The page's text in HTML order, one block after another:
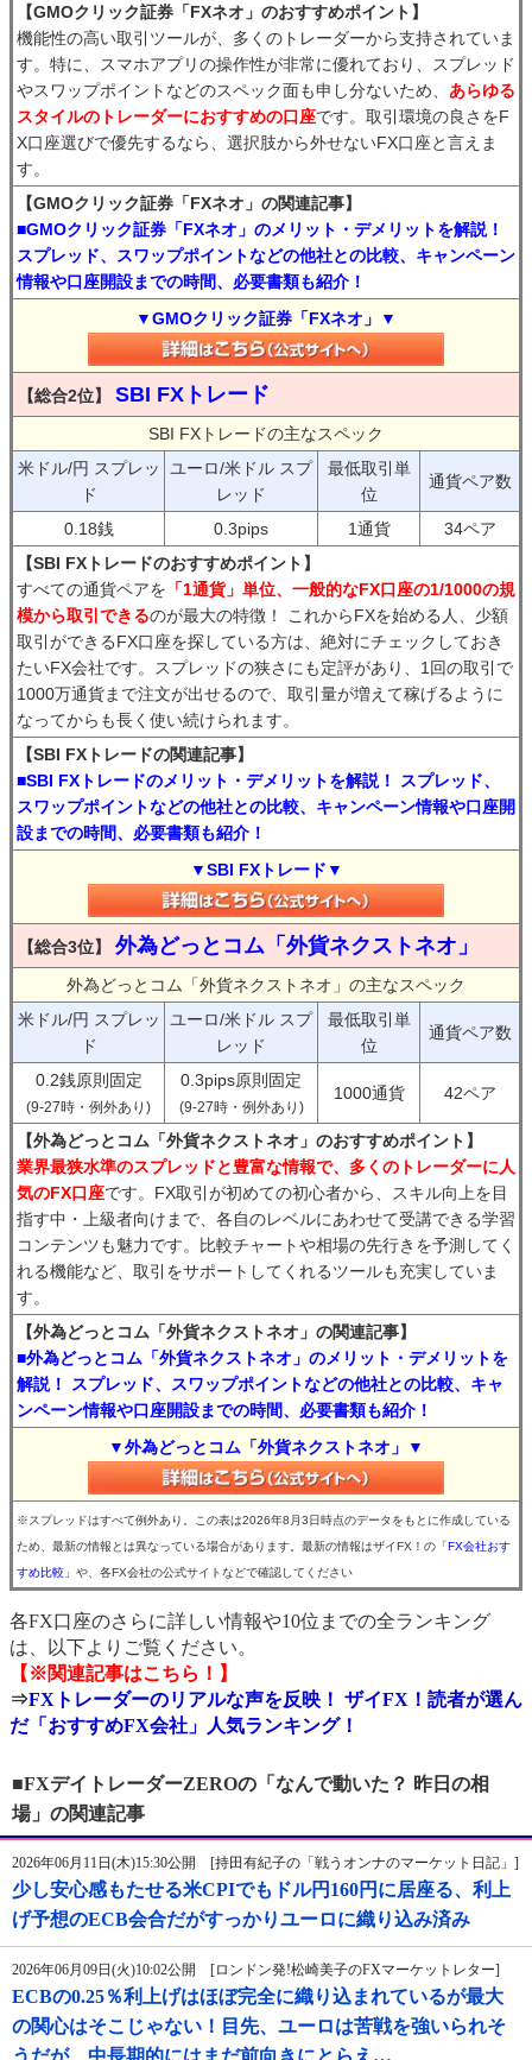
【GMOクリック証券「FXネオ」のおすすめポイント】
機能性の高い取引ツールが、多くのトレーダーから支持されていま
す。特に、スマホアプリの操作性が非常に優れており、スプレッド
やスワップポイントなどのスペック面も申し分ないため、 あらゆる
スタイルのトレーダーにおすすめの口座です。取引環境の良さをF
X口座選びで優先するなら、選択肢から外せないFX口座と言えま
す。
【GMOクリック証券「FXネオ」の関連記事】
■GMOクリック証券「FXネオ」のメリット・デメリットを解説！
スプレッド、スワップポイントなどの他社との比較、キャンペーン
情報や口座開設までの時間、必要書類も紹介！
▼GMOクリック証券「FXネオ」▼
【総合2位】 SBI FXトレード
SBI FXトレードの主なスペック
米ドル/円 スプレッ
ド
ユーロ/米ドル スプ
レッド
最低取引単
位
通貨ペア数
0.18銭 0.3pips 1通貨
34ペア
【SBI FXトレードのおすすめポイント】
すべての通貨ペアを 「1通貨」単位、一般的なFX口座の1/1000の規
模から取引できるのが最大の特徴！ これからFXを始める人、少額
取引ができるFX口座を探している方は、絶対にチェックしておき
たいFX会社です。スプレッドの狭さにも定評があり、1回の取引で
1000万通貨まで注文が出せるので、取引量が増えて稼げるように
なってからも長く使い続けられます。
【SBI FXトレードの関連記事】
■SBI FXトレードのメリット・デメリットを解説！ スプレッド、
スワップポイントなどの他社との比較、キャンペーン情報や口座開
設までの時間、必要書類も紹介！
▼SBI FXトレード▼
【総合3位】 外為どっとコム「外貨ネクストネオ」
外為どっとコム「外貨ネクストネオ」の主なスペック
米ドル/円 スプレッ
ド
ユーロ/米ドル スプ
レッド
最低取引単
位
通貨ペア数
0.2銭原則固定
(9-27時・例外あり)
0.3pips原則固定
(9-27時・例外あり)
1000通貨 42ペア
【外為どっとコム「外貨ネクストネオ」のおすすめポイント】
業界最狭水準のスプレッドと豊富な情報で、多くのトレーダーに人
気のFX口座です。FX取引が初めての初心者から、スキル向上を目
指す中・上級者向けまで、各自のレベルにあわせて受講できる学習
コンテンツも魅力です。比較チャートや相場の先行きを予測してく
れる機能など、取引をサポートしてくれるツールも充実していま
す。
【外為どっとコム「外貨ネクストネオ」の関連記事】
■外為どっとコム「外貨ネクストネオ」のメリット・デメリットを
解説！ スプレッド、スワップポイントなどの他社との比較、キャ
ンペーン情報や口座開設までの時間、必要書類も紹介！
▼外為どっとコム「外貨ネクストネオ」▼
※スプレッドはすべて例外あり。この表は2026年8月3日時点のデータをもとに作成している
ため、最新の情報とは異なっている場合があります。最新の情報はザイFX！の 「FX会社おす
すめ比較」 や、各FX会社の公式サイトなどで確認してください
各FX口座のさらに詳しい情報や10位までの全ランキング
は、以下よりご覧ください。
【※関連記事はこちら！】
⇒FXトレーダーのリアルな声を反映！ ザイFX！読者が選ん
だ「おすすめFX会社」人気ランキング！
■FXデイトレーダーZEROの「なんで動いた？ 昨日の相
場」の関連記事
2026年06月11日(木)15:30公開 [持田有紀子の「戦うオンナのマーケット日記」]
少し安心感もたせる米CPIでもドル円160円に居座る、利上
げ予想のECB会合だがすっかりユーロに織り込み済み
2026年06月09日(火)10:02公開 [ロンドン発!松崎美子のFXマーケットレター]
ECBの0.25％利上げはほぼ完全に織り込まれているが最大
の関心はそこじゃない！目先、ユーロは苦戦を強いられそ
うだが、中長期的にはまだ前向きにとらえ…